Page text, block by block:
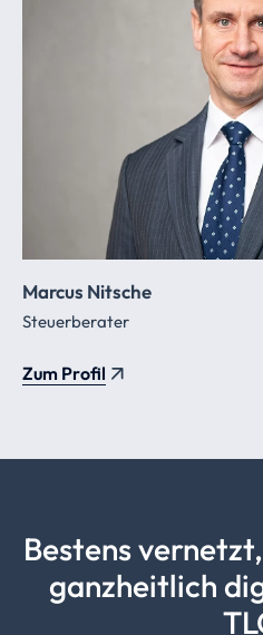
Marcus Nitsche
Steuerberater
Zum Profil
Bestens
ganzheitlich